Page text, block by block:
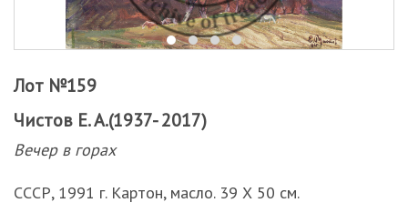
Лот №159
Чистов Е. А.(1937- 2017)
Вечер в горах
СССР, 1991 г. Картон, масло. 39 Х 50 см.